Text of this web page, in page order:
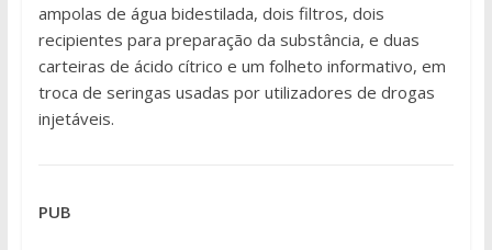
ampolas de água bidestilada, dois filtros, dois
recipientes para preparação da substância, e duas
carteiras de ácido cítrico e um folheto informativo, em
troca de seringas usadas por utilizadores de drogas
injetáveis.
PUB